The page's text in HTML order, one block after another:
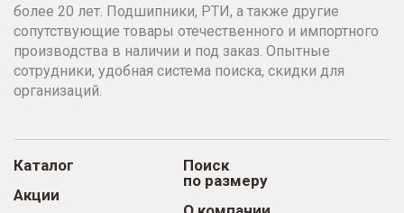
более 20 лет. Подшипники, РТИ, а также другие
сопутствующие товары отечественного и импортного
производства в наличии и под заказ. Опытные
сотрудники, удобная система поиска, скидки для
организаций.
Каталог
Акции
Поиск
по размеру